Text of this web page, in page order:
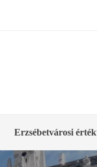
Erzsébetvárosi